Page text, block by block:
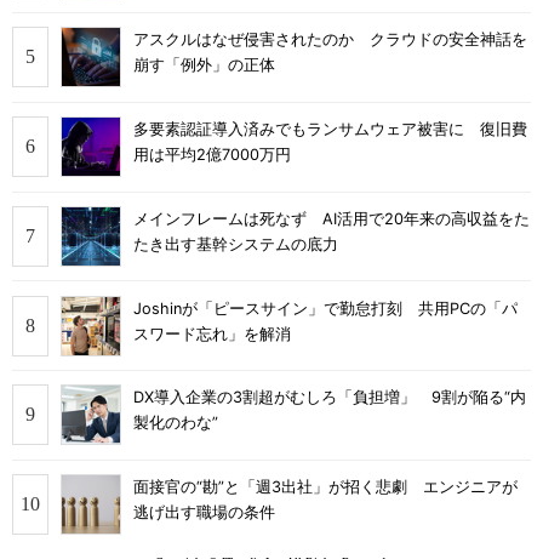
アスクルはなぜ侵害されたのか クラウドの安全神話を
崩す「例外」の正体
多要素認証導入済みでもランサムウェア被害に 復旧費
用は平均2億7000万円
メインフレームは死なず AI活用で20年来の高収益をた
たき出す基幹システムの底力
Joshinが「ピースサイン」で勤怠打刻 共用PCの「パ
スワード忘れ」を解消
DX導入企業の3割超がむしろ「負担増」 9割が陥る“内
製化のわな”
面接官の“勘”と「週3出社」が招く悲劇 エンジニアが
逃げ出す職場の条件